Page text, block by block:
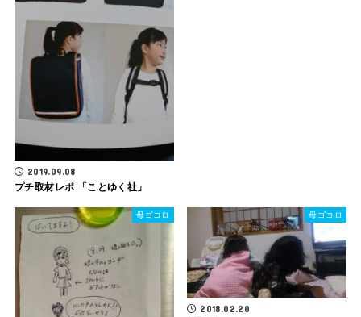
2019.09.08
プチ取材レポ 「ことゆく社」
母ゴコロ 母ゴコロ
2018.02.20